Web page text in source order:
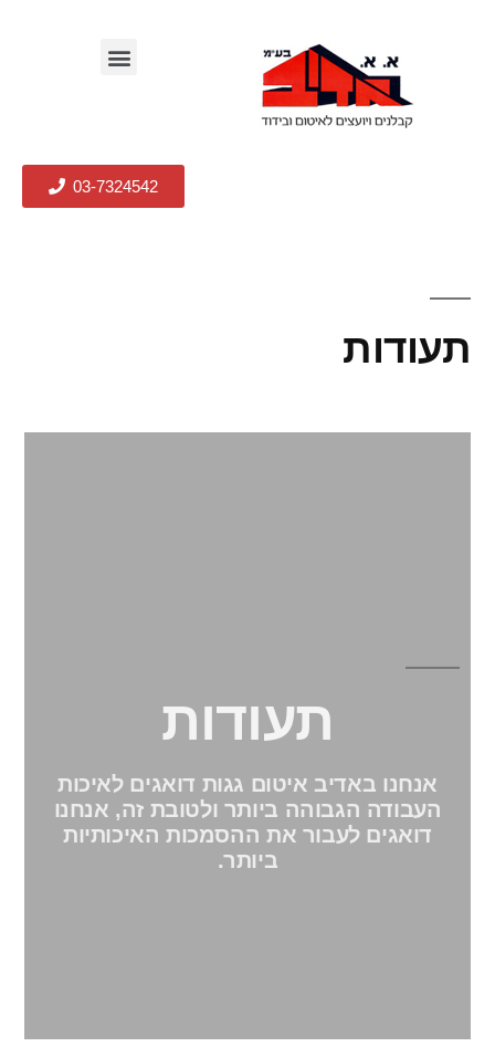
03-7324542
תעודות
תעודות
אנחנו באדיב איטום גגות דואגים לאיכות
העבודה הגבוהה ביותר ולטובת זה, אנחנו
דואגים לעבור את ההסמכות האיכותיות
ביותר.